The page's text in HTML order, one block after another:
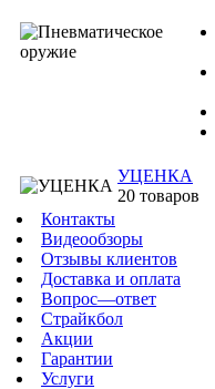
УЦЕНКА
20 товаров
Контакты
Видеообзоры
Отзывы клиентов
Доставка и оплата
Вопрос—ответ
Страйкбол
Акции
Гарантии
Услуги